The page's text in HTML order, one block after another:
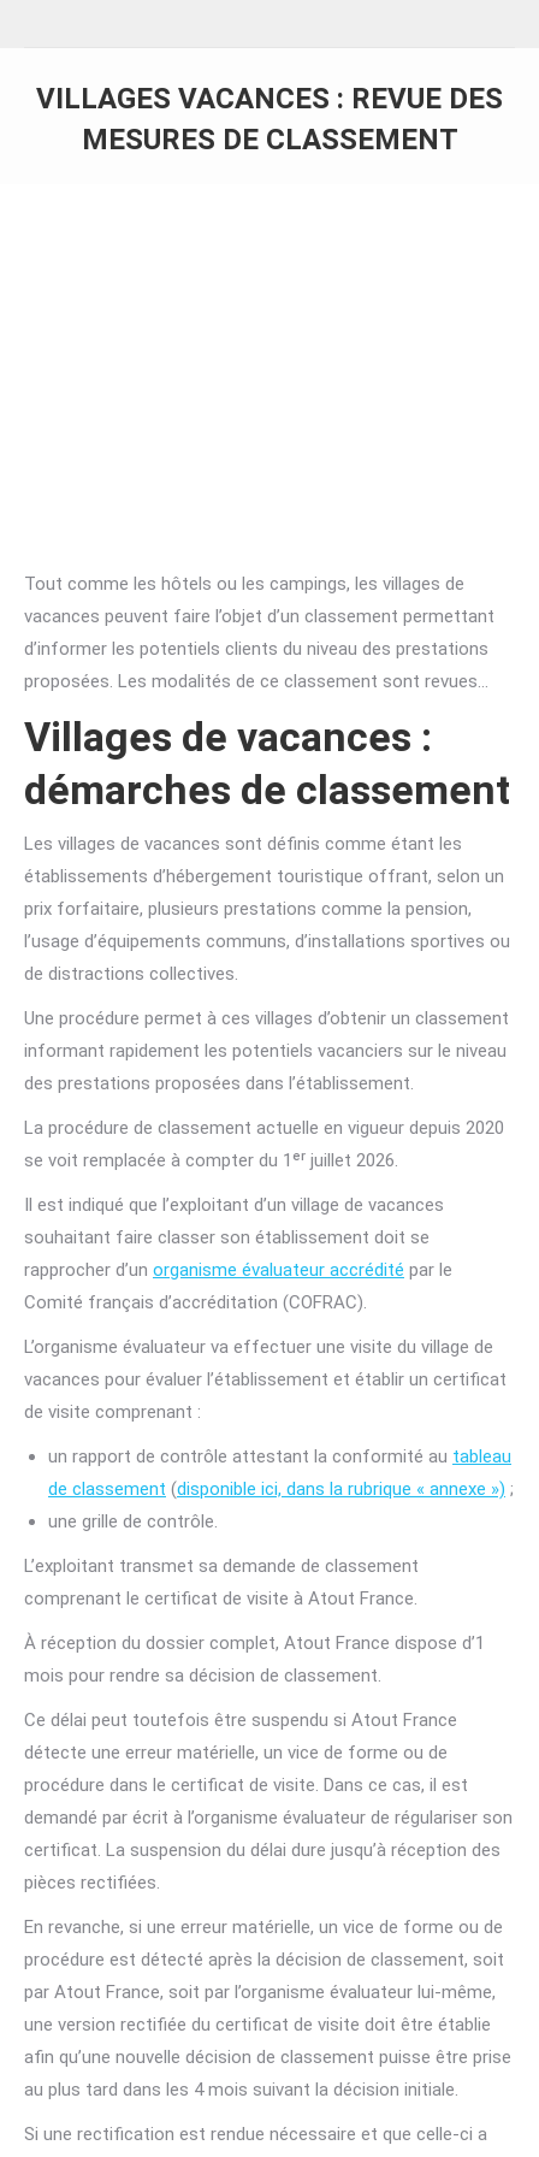
VILLAGES VACANCES : REVUE DES
MESURES DE CLASSEMENT
Tout comme les hôtels ou les campings, les villages de
vacances peuvent faire l’objet d’un classement permettant
d’informer les potentiels clients du niveau des prestations
proposées. Les modalités de ce classement sont revues…
Villages de vacances :
démarches de classement
Les villages de vacances sont définis comme étant les
établissements d’hébergement touristique offrant, selon un
prix forfaitaire, plusieurs prestations comme la pension,
l’usage d’équipements communs, d’installations sportives ou
de distractions collectives.
Une procédure permet à ces villages d’obtenir un classement
informant rapidement les potentiels vacanciers sur le niveau
des prestations proposées dans l’établissement.
La procédure de classement actuelle en vigueur depuis 2020
se voit remplacée à compter du 1ᵉʳ juillet 2026.
Il est indiqué que l’exploitant d’un village de vacances
souhaitant faire classer son établissement doit se
rapprocher d’un organisme évaluateur accrédité par le
Comité français d’accréditation (COFRAC).
L’organisme évaluateur va effectuer une visite du village de
vacances pour évaluer l’établissement et établir un certificat
de visite comprenant :
un rapport de contrôle attestant la conformité au tableau
de classement (disponible ici, dans la rubrique « annexe ») ;
une grille de contrôle.
L’exploitant transmet sa demande de classement
comprenant le certificat de visite à Atout France.
À réception du dossier complet, Atout France dispose d’1
mois pour rendre sa décision de classement.
Ce délai peut toutefois être suspendu si Atout France
détecte une erreur matérielle, un vice de forme ou de
procédure dans le certificat de visite. Dans ce cas, il est
demandé par écrit à l’organisme évaluateur de régulariser son
certificat. La suspension du délai dure jusqu’à réception des
pièces rectifiées.
En revanche, si une erreur matérielle, un vice de forme ou de
procédure est détecté après la décision de classement, soit
par Atout France, soit par l’organisme évaluateur lui-même,
une version rectifiée du certificat de visite doit être établie
afin qu’une nouvelle décision de classement puisse être prise
au plus tard dans les 4 mois suivant la décision initiale.
Si une rectification est rendue nécessaire et que celle-ci a